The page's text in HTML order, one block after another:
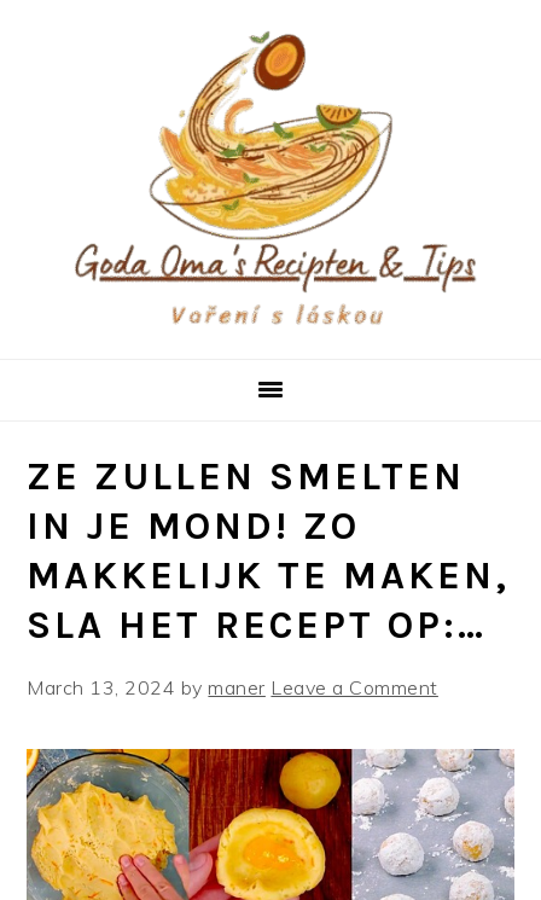
ZE ZULLEN SMELTEN
IN JE MOND! ZO
MAKKELIJK TE MAKEN,
SLA HET RECEPT OP:…
March 13, 2024 bymaner Leave a Comment